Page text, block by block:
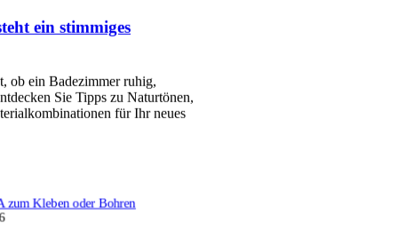
ein stimmiges
ob ein Badezimmer ruhig,
Sie Tipps zu Naturtönen,
für Ihr neues
zum Kleben oder Bohren